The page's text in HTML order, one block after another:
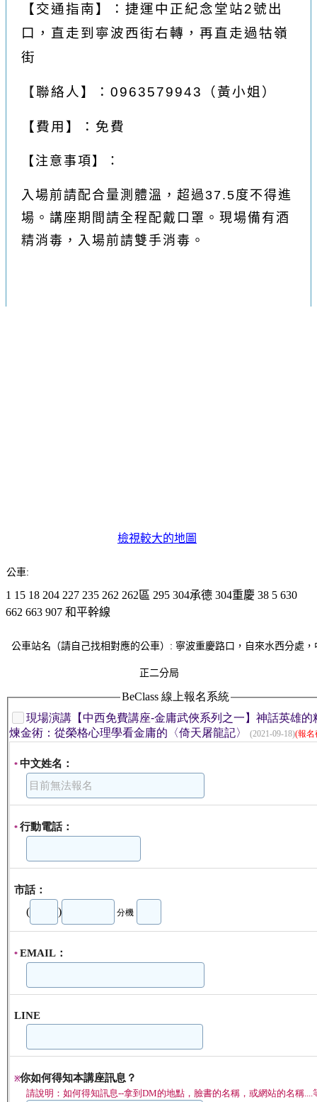
【 交通指南 】
：捷運中正紀念堂站2號出
口，直走到寧波西街右轉，再直走過牯嶺
街
【聯絡人 】 ：0963579943 （黃小姐）
【 費用 】 ：免費
【注意事項】：
入場前請配合量測體溫，超過37.5度不得進
場。 講座期間請全程配戴口罩。 現場備有酒
精消毒，入場前請雙手消毒。
檢視較大的地圖
車:
1 15 18 204 227 235 262 262區 295 304承德 304重慶 38 5 630
662 663 907 和平幹線
公車站名（請自己找相對應的公車）: 寧波重慶路口，自來水西分處，
正二分局